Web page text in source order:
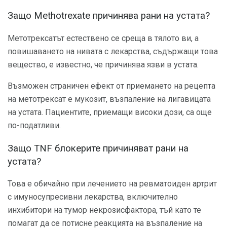
Защо Methotrexate причинява рани на устата?
Метотрексатът естествено се среща в тялото ви, а
повишаването на нивата с лекарства, съдържащи това
вещество, е известно, че причинява язви в устата.
Възможен страничен ефект от приемането на рецепта
на метотрексат е мукозит, възпаление на лигавицата
на устата. Пациентите, приемащи високи дози, са още
по-податливи.
Защо TNF блокерите причиняват рани на
устата?
Това е обичайно при лечението на ревматоиден артрит
с имуносупресивни лекарства, включително
инхибитори на тумор некрозисфактора, тъй като те
помагат да се потисне реакцията на възпаление на